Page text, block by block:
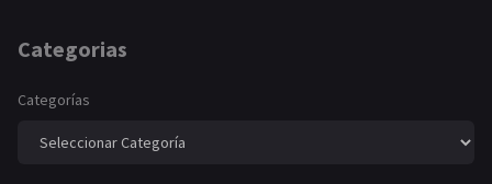
Categorias
Categorías